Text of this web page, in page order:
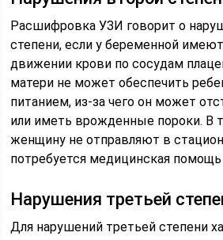
Расшифровка УЗИ говорит о
степени, если у беременной
движении крови по сосудам
матери не может обеспечить
питанием, из-за чего он может
или иметь врожденные пороки. В
женщину не отправляют в
потребуется медицинская помощь
Нарушения третьей
Для нарушений третьей степени